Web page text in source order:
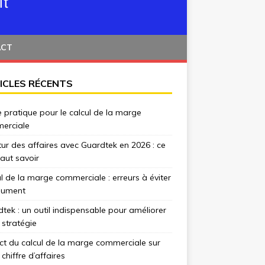
RÉCENTS
pratique pour le calcul de la marge
des affaires avec Guardtek en 2026 : ce
savoir
de la marge commerciale : erreurs à éviter
: un outil indispensable pour améliorer
du calcul de la marge commerciale sur
d’affaires